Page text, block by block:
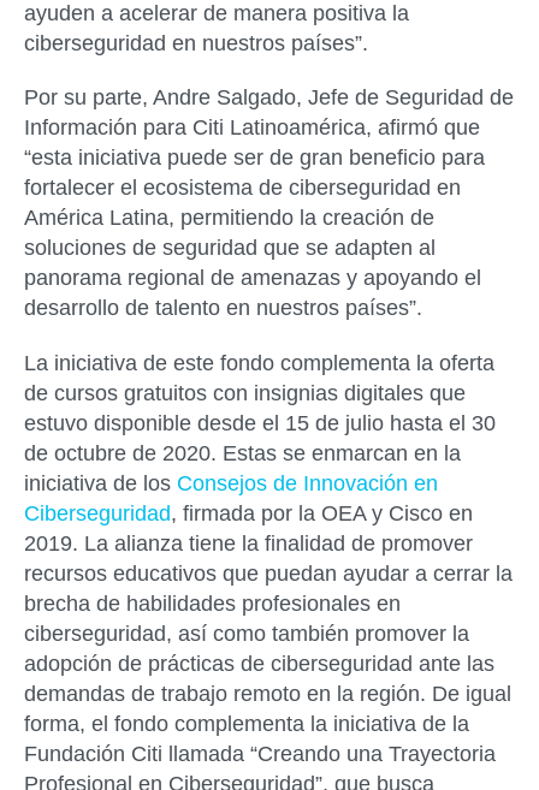
ayuden a acelerar de manera positiva la
ciberseguridad en nuestros países”.
Por su parte, Andre Salgado, Jefe de Seguridad de
Información para Citi Latinoamérica, afirmó que
“esta iniciativa puede ser de gran beneficio para
fortalecer el ecosistema de ciberseguridad en
América Latina, permitiendo la creación de
soluciones de seguridad que se adapten al
panorama regional de amenazas y apoyando el
desarrollo de talento en nuestros países”.
La iniciativa de este fondo complementa la oferta
de cursos gratuitos con insignias digitales que
estuvo disponible desde el 15 de julio hasta el 30
de octubre de 2020. Estas se enmarcan en la
iniciativa de los Consejos de Innovación en
Ciberseguridad, firmada por la OEA y Cisco en
2019. La alianza tiene la finalidad de promover
recursos educativos que puedan ayudar a cerrar la
brecha de habilidades profesionales en
ciberseguridad, así como también promover la
adopción de prácticas de ciberseguridad ante las
demandas de trabajo remoto en la región. De igual
forma, el fondo complementa la iniciativa de la
Fundación Citi llamada “Creando una Trayectoria
Profesional en Ciberseguridad”, que busca